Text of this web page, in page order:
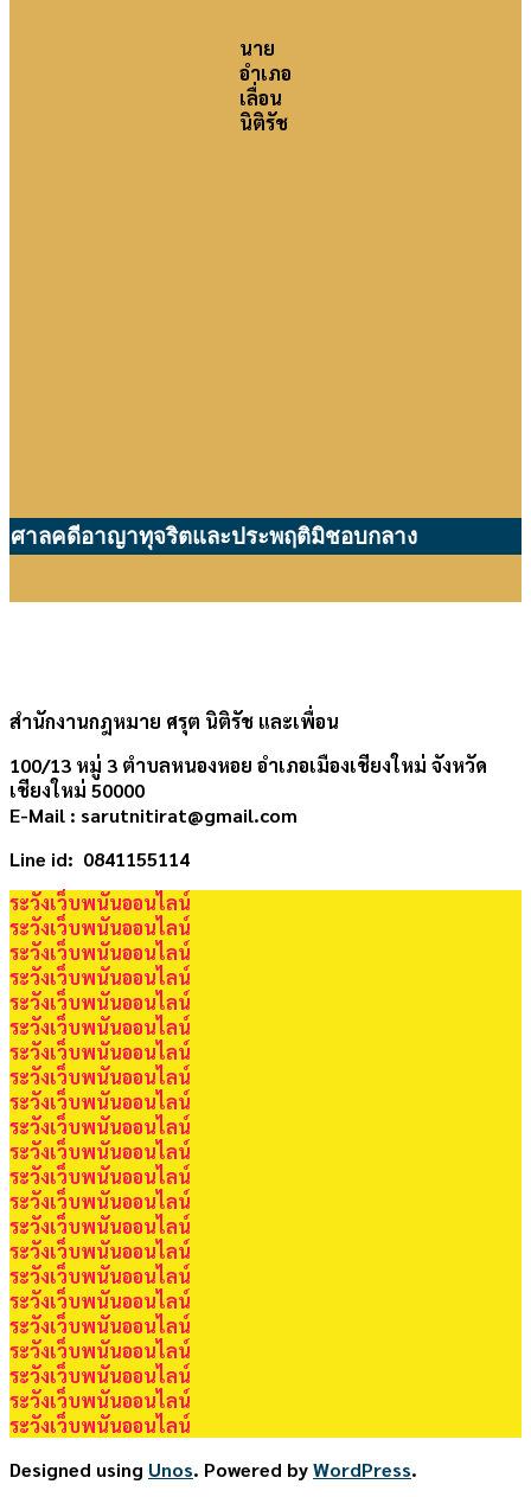
นาย
อำเภอ
เลื่อน
นิติรัช
ศาลคดีอาญาทุจริตและประพฤติมิชอบกลาง
สำนักงานกฎหมาย ศรุต นิติรัช และเพื่อน
100/13 หมู่ 3 ตำบลหนองหอย อำเภอเมืองเชียงใหม่ จังหวัด
เชียงใหม่ 50000
E-Mail : sarutnitirat@gmail.com
Line id: 0841155114
ระวังเว็บพนันออนไลน์
ระวังเว็บพนันออนไลน์
ระวังเว็บพนันออนไลน์
ระวังเว็บพนันออนไลน์
ระวังเว็บพนันออนไลน์
ระวังเว็บพนันออนไลน์
ระวังเว็บพนันออนไลน์
ระวังเว็บพนันออนไลน์
ระวังเว็บพนันออนไลน์
ระวังเว็บพนันออนไลน์
ระวังเว็บพนันออนไลน์
ระวังเว็บพนันออนไลน์
ระวังเว็บพนันออนไลน์
ระวังเว็บพนันออนไลน์
ระวังเว็บพนันออนไลน์
ระวังเว็บพนันออนไลน์
ระวังเว็บพนันออนไลน์
ระวังเว็บพนันออนไลน์
ระวังเว็บพนันออนไลน์
ระวังเว็บพนันออนไลน์
ระวังเว็บพนันออนไลน์
ระวังเว็บพนันออนไลน์
Designed using Unos. Powered byWordPress.